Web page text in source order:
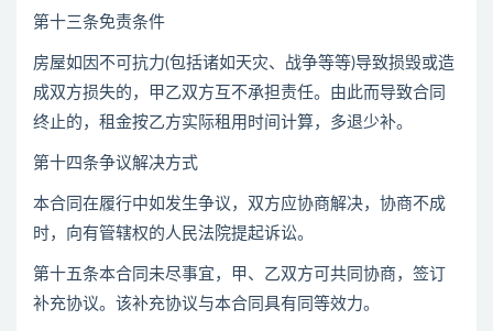
第十三条免责条件
房屋如因不可抗力(包括诸如天灾、战争等等)导致损毁或造
成双方损失的，甲乙双方互不承担责任。由此而导致合同
终止的，租金按乙方实际租用时间计算，多退少补。
第十四条争议解决方式
本合同在履行中如发生争议，双方应协商解决，协商不成
时，向有管辖权的人民法院提起诉讼。
第十五条本合同未尽事宜，甲、乙双方可共同协商，签订
补充协议。该补充协议与本合同具有同等效力。